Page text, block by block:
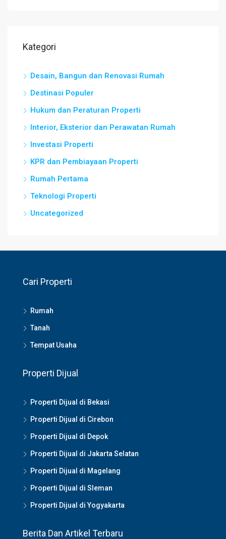
Kategori
Desain, Bangun dan Renovasi Rumah
Destinasi Populer
Hukum dan Peraturan Properti
Interior, Eksterior dan Perawatan Rumah
Investasi Properti
KPR dan Pembiayaan Properti
Rumah Pertama
Teknologi Properti
Uncategorized
Cari Properti
Rumah
Tanah
Tempat Usaha
Properti Dijual
Properti Dijual di Bekasi
Properti Dijual di Cirebon
Properti Dijual di Depok
Properti Dijual di Jakarta Selatan
Properti Dijual di Magelang
Properti Dijual di Sleman
Properti Dijual di Yogyakarta
Berita Dan Artikel Terbaru